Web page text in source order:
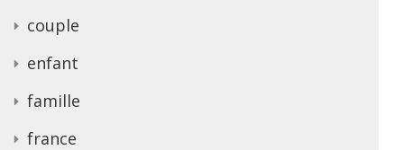
couple
enfant
famille
france